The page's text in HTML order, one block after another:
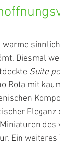
warme
Diesmal
Suite
Rota mit
Eleganz
des
Ein weiteres